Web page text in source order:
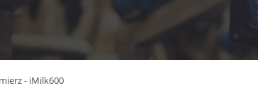
- iMilk600